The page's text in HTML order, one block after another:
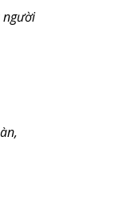
người